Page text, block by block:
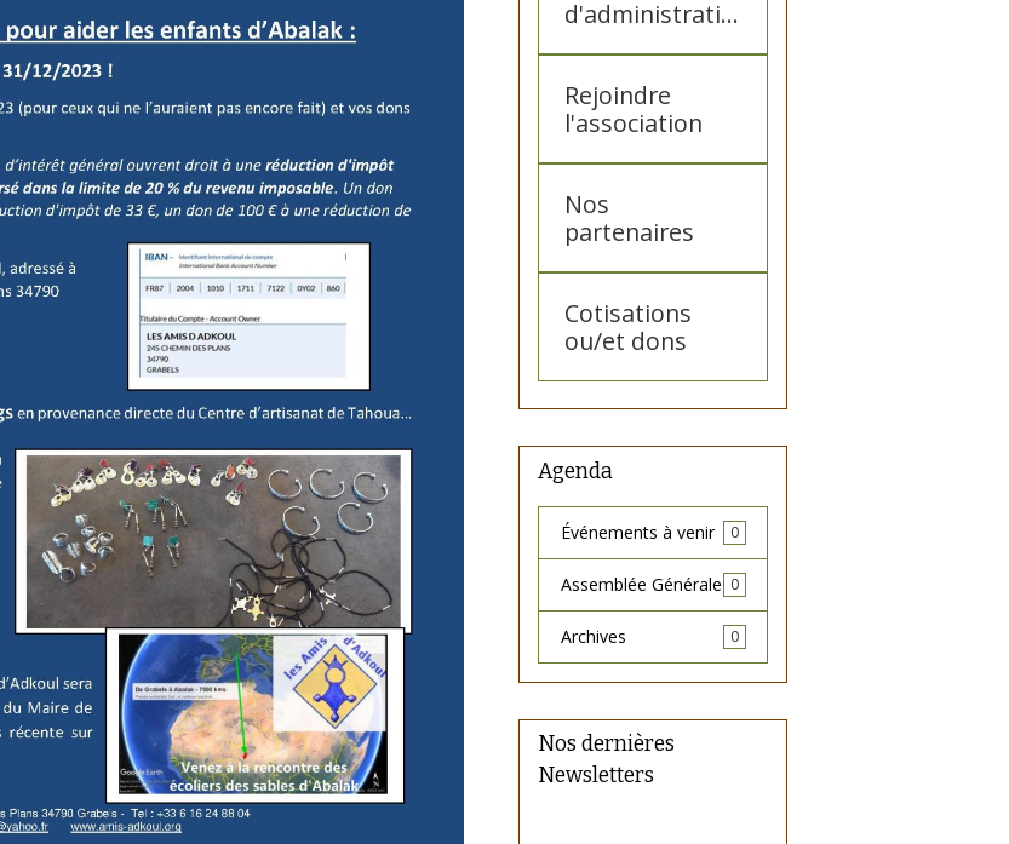
d'administratio
Rejoindre
l'association
Nos
partenaires
Cotisations
ou/et dons
Agenda
Événements à venir 0
Assemblée Générale 0
Archives 0
Nos dernières
Newsletters